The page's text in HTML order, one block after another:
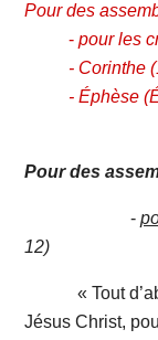
Pour des
-pour les
- Corinthe
- Éphèse (
Pour des
-
12)
« Tout
Jésus Christ,